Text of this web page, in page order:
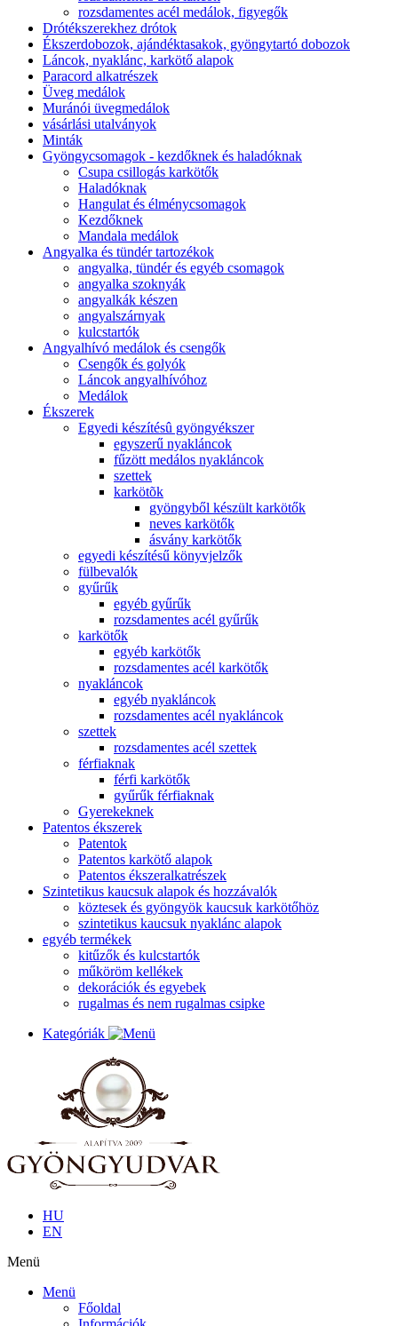
rozsdamentes acél medálok, figyegők
Drótékszerekhez drótok
Ékszerdobozok, ajándéktasakok, gyöngytartó dobozok
Láncok, nyaklánc, karkötő alapok
Paracord alkatrészek
Üveg medálok
Muránói üvegmedálok
vásárlási utalványok
Minták
Gyöngycsomagok - kezdőknek és haladóknak
Csupa csillogás karkötők
Haladóknak
Hangulat és élménycsomagok
Kezdőknek
Mandala medálok
Angyalka és tündér tartozékok
angyalka, tündér és egyéb csomagok
angyalka szoknyák
angyalkák készen
angyalszárnyak
kulcstartók
Angyalhívó medálok és csengők
Csengők és golyók
Láncok angyalhívóhoz
Medálok
Ékszerek
Egyedi készítésû gyöngyékszer
egyszerű nyakláncok
fűzött medálos nyakláncok
szettek
karkötõk
gyöngyből készült karkötők
neves karkötők
ásvány karkötők
egyedi készítésű könyvjelzők
fülbevalók
gyűrűk
egyéb gyűrűk
rozsdamentes acél gyűrűk
karkötők
egyéb karkötők
rozsdamentes acél karkötők
nyakláncok
egyéb nyakláncok
rozsdamentes acél nyakláncok
szettek
rozsdamentes acél szettek
férfiaknak
férfi karkötők
gyűrűk férfiaknak
Gyerekeknek
Patentos ékszerek
Patentok
Patentos karkötő alapok
Patentos ékszeralkatrészek
Szintetikus kaucsuk alapok és hozzávalók
köztesek és gyöngyök kaucsuk karkötőhöz
szintetikus kaucsuk nyaklánc alapok
egyéb termékek
kitűzők és kulcstartók
műköröm kellékek
dekorációk és egyebek
rugalmas és nem rugalmas csipke
Kategóriák
HU
EN
Menü
Menü
Főoldal